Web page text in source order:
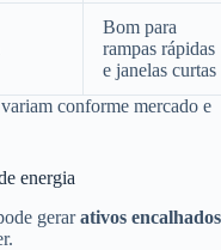
Bom para
rampas rápidas
e janelas curtas
conforme mercado e
energia
gerarativos encalhados